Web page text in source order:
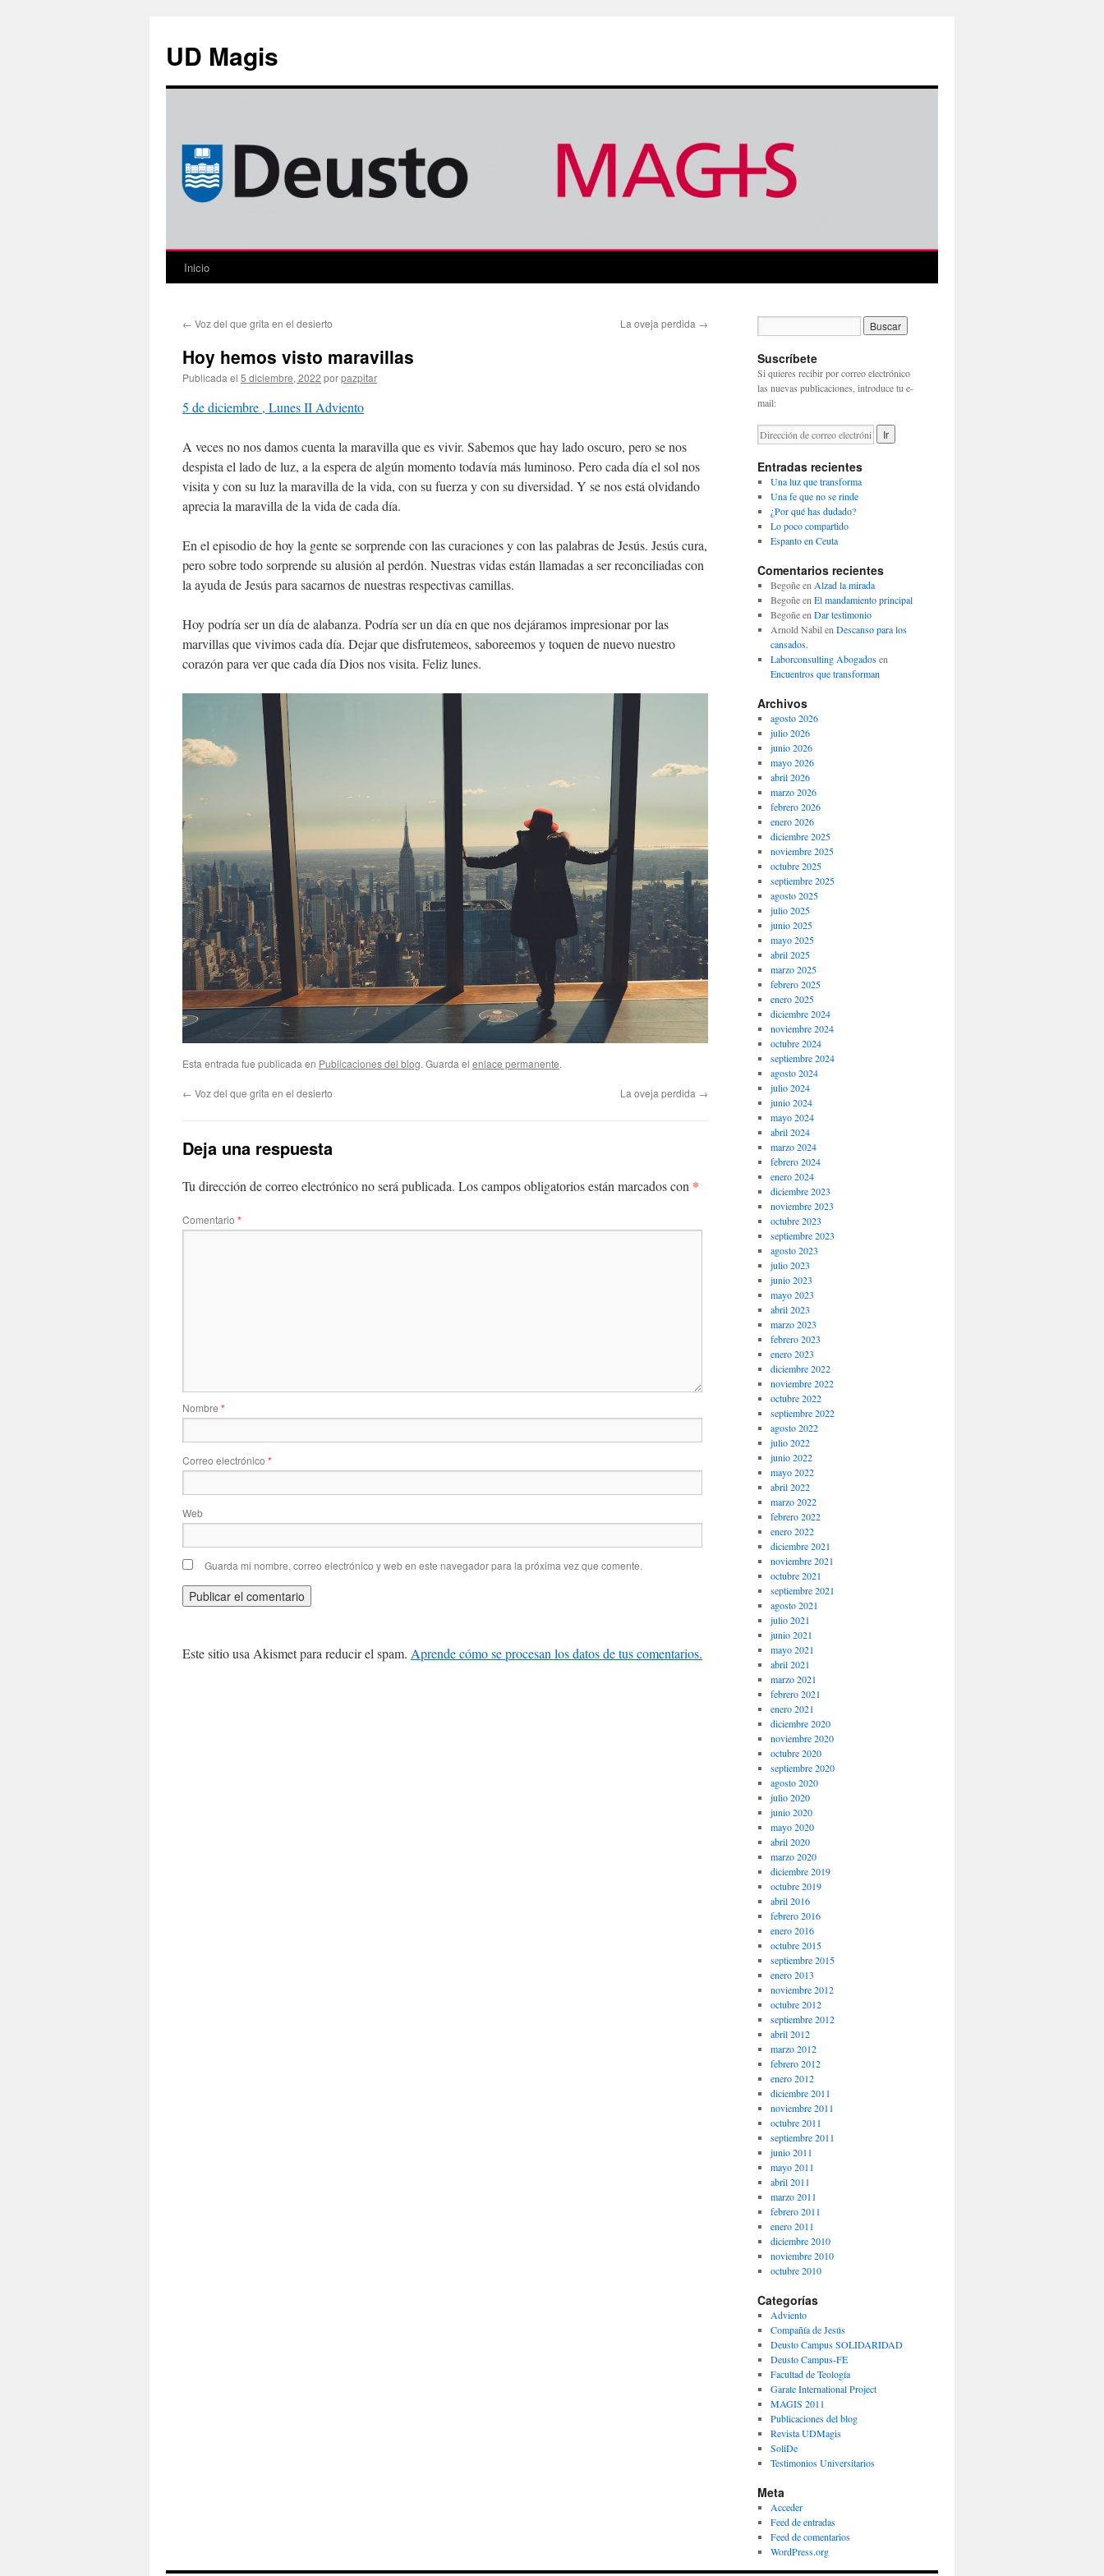
contenido
UD Magis
Inicio
← Voz del que grita en el desierto La oveja perdida →
Hoy hemos visto maravillas
Publicada el 5 diciembre, 2022 porpazpitar
5 de diciembre , Lunes II Adviento
A veces no nos damos cuenta la maravilla que es vivir. Sabemos que hay lado oscuro, pero se nos
despista el lado de luz, a la espera de algún momento todavía más luminoso. Pero cada día el sol nos
visita y con su luz la maravilla de la vida, con su fuerza y con su diversidad. Y se nos está olvidando
aprecia la maravilla de la vida de cada día.
En el episodio de hoy la gente se sorprende con las curaciones y con las palabras de Jesús. Jesús cura,
pero sobre todo sorprende su alusión al perdón. Nuestras vidas están llamadas a ser reconciliadas con
la ayuda de Jesús para sacarnos de nuestras respectivas camillas.
Hoy podría ser un día de alabanza. Podría ser un día en que nos dejáramos impresionar por las
marvillas que vivimos cada día. Dejar que disfrutemeos, saboreemos y toquen de nuevo nuestro
corazón para ver que cada día Dios nos visita. Feliz lunes.
Esta entrada fue publicada en Publicaciones del blog. Guarda el enlace permanente.
← Voz del que grita en el desierto La oveja perdida →
Deja una respuesta
Tu dirección de correo electrónico no será publicada. Los campos obligatorios están marcados con *
Comentario *
Nombre *
Correo electrónico *
Web
Guarda mi nombre, correo electrónico y web en este navegador para la próxima vez que comente.
Este sitio usa Akismet para reducir el spam. Aprende cómo se procesan los datos de tus comentarios.
Suscríbete
Si quieres recibir por correo electrónico
las nuevas publicaciones, introduce tu e-
mail:
Entradas recientes
Una luz que transforma
Una fe que no se rinde
¿Por qué has dudado?
Lo poco compartido
Espanto en Ceuta
Comentarios recientes
Begoñeen Alzad la mirada
Begoñeen El mandamiento principal
Begoñeen Dar testimonio
Arnold Nabilen Descanso para los
cansados.
Laborconsulting Abogadosen
Encuentros que transforman
Archivos
agosto 2026
julio 2026
junio 2026
mayo 2026
abril 2026
marzo 2026
febrero 2026
enero 2026
diciembre 2025
noviembre 2025
octubre 2025
septiembre 2025
agosto 2025
julio 2025
junio 2025
mayo 2025
abril 2025
marzo 2025
febrero 2025
enero 2025
diciembre 2024
noviembre 2024
octubre 2024
septiembre 2024
agosto 2024
julio 2024
junio 2024
mayo 2024
abril 2024
marzo 2024
febrero 2024
enero 2024
diciembre 2023
noviembre 2023
octubre 2023
septiembre 2023
agosto 2023
julio 2023
junio 2023
mayo 2023
abril 2023
marzo 2023
febrero 2023
enero 2023
diciembre 2022
noviembre 2022
octubre 2022
septiembre 2022
agosto 2022
julio 2022
junio 2022
mayo 2022
abril 2022
marzo 2022
febrero 2022
enero 2022
diciembre 2021
noviembre 2021
octubre 2021
septiembre 2021
agosto 2021
julio 2021
junio 2021
mayo 2021
abril 2021
marzo 2021
febrero 2021
enero 2021
diciembre 2020
noviembre 2020
octubre 2020
septiembre 2020
agosto 2020
julio 2020
junio 2020
mayo 2020
abril 2020
marzo 2020
diciembre 2019
octubre 2019
abril 2016
febrero 2016
enero 2016
octubre 2015
septiembre 2015
enero 2013
noviembre 2012
octubre 2012
septiembre 2012
abril 2012
marzo 2012
febrero 2012
enero 2012
diciembre 2011
noviembre 2011
octubre 2011
septiembre 2011
junio 2011
mayo 2011
abril 2011
marzo 2011
febrero 2011
enero 2011
diciembre 2010
noviembre 2010
octubre 2010
Categorías
Adviento
Compañía de Jesús
Deusto Campus SOLIDARIDAD
Deusto Campus-FE
Facultad de Teología
Garate International Project
MAGIS 2011
Publicaciones del blog
Revista UDMagis
SoliDe
Testimonios Universitarios
Meta
Acceder
Feed de entradas
Feed de comentarios
WordPress.org